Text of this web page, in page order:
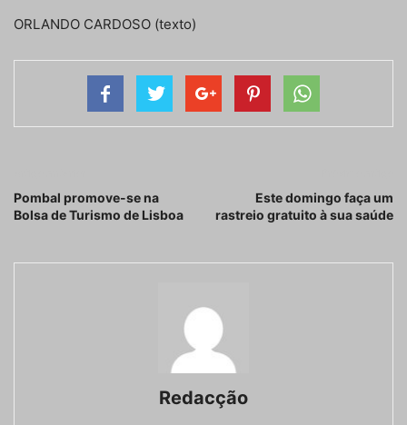
ORLANDO CARDOSO (texto)
Pombal promove-se na
Bolsa de Turismo de Lisboa
Este domingo faça um
rastreio gratuito à sua saúde
Redacção